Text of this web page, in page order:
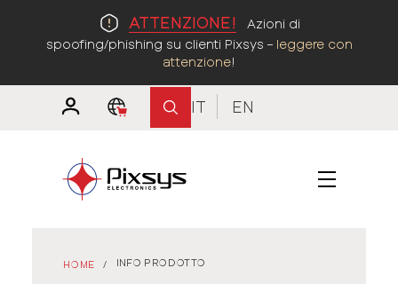
ATTENZIONE!
Azioni di
spoofing/phishing su clienti Pixsys – leggere con
attenzione!
IT EN
HOME / INFO PRODOTTO